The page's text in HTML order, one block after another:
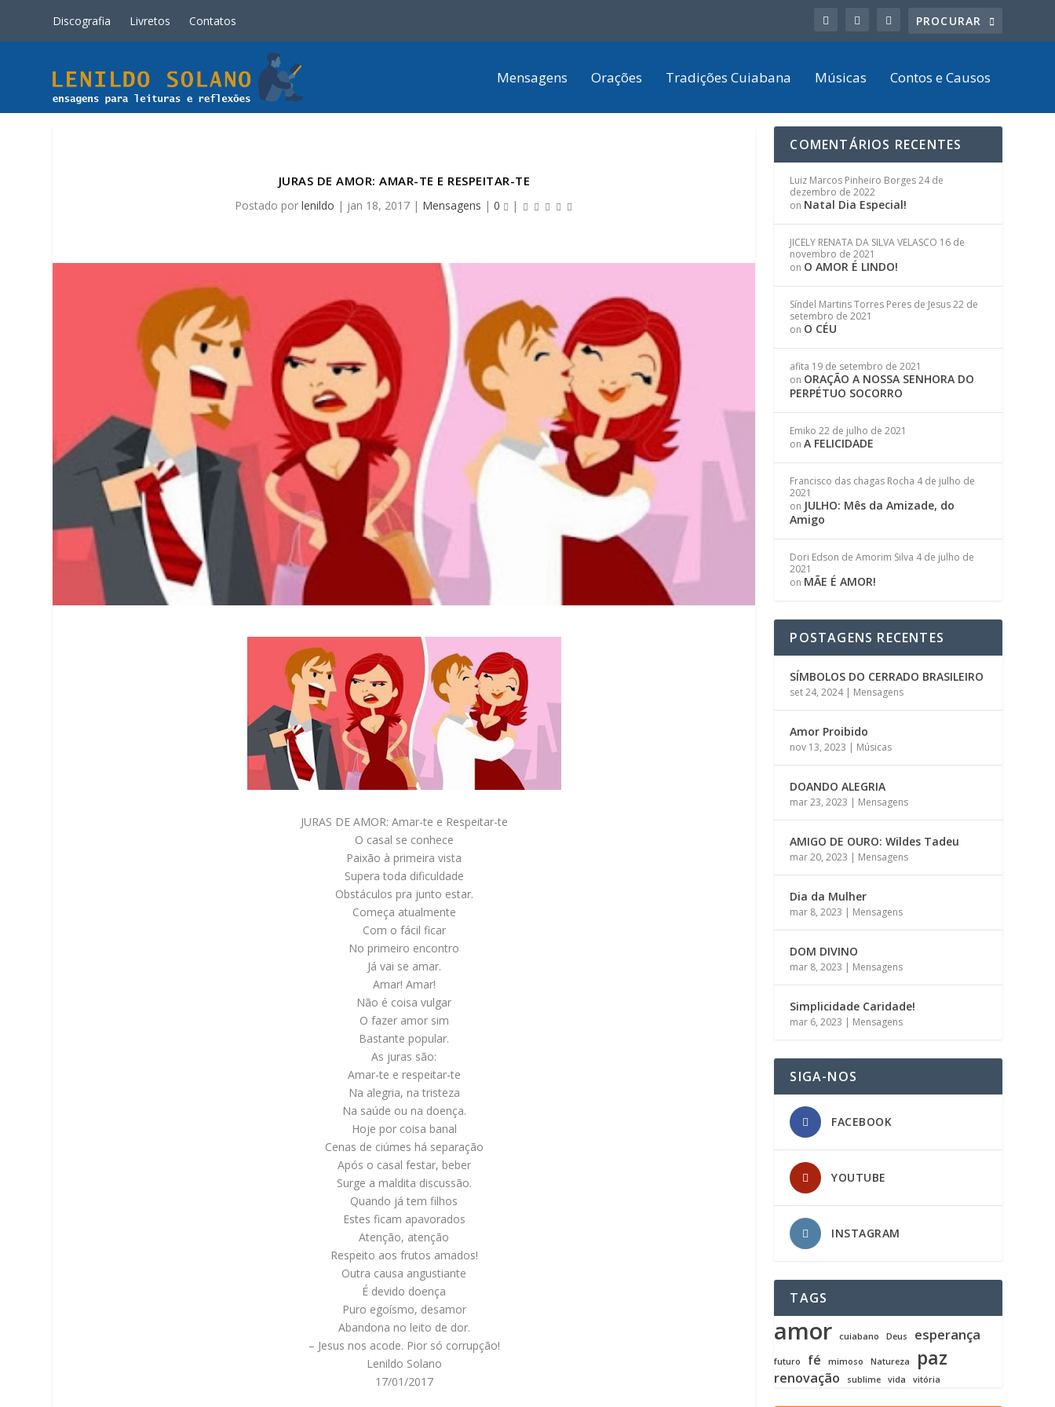
Discografia Livretos Contatos
Mensagens Orações Tradições Cuiabana Músicas Contos e Causos
JURAS DE AMOR: AMAR-TE E RESPEITAR-TE
Postado porlenildo | jan 18, 2017 | Mensagens |0 |
JURAS DE AMOR: Amar-te e Respeitar-te
O casal se conhece
Paixão à primeira vista
Supera toda dificuldade
Obstáculos pra junto estar.
Começa atualmente
Com o fácil ficar
No primeiro encontro
Já vai se amar.
Amar! Amar!
Não é coisa vulgar
O fazer amor sim
Bastante popular.
As juras são:
Amar-te e respeitar-te
Na alegria, na tristeza
Na saúde ou na doença.
Hoje por coisa banal
Cenas de ciúmes há separação
Após o casal festar, beber
Surge a maldita discussão.
Quando já tem filhos
Estes ficam apavorados
Atenção, atenção
Respeito aos frutos amados!
Outra causa angustiante
É devido doença
Puro egoísmo, desamor
Abandona no leito de dor.
– Jesus nos acode. Pior só corrupção!
Lenildo Solano
17/01/2017
COMENTÁRIOS RECENTES
Luiz Marcos Pinheiro Borges24 de
dezembro de 2022
on Natal Dia Especial!
JICELY RENATA DA SILVA VELASCO 16 de
novembro de 2021
on O AMOR É LINDO!
Síndel Martins Torres Peres de Jesus22 de
setembro de 2021
on O CÉU
afita 19 de setembro de 2021
on ORAÇÃO A NOSSA SENHORA DO
PERPÉTUO SOCORRO
Emiko 22 de julho de 2021
onA FELICIDADE
Francisco das chagas Rocha 4 de julho de
2021
on JULHO: Mês da Amizade, do
Amigo
Dori Edson de Amorim Silva 4 de julho de
2021
on MÃE É AMOR!
POSTAGENS RECENTES
SÍMBOLOS DO CERRADO BRASILEIRO
set 24, 2024| Mensagens
Amor Proibido
nov 13, 2023 | Músicas
DOANDO ALEGRIA
mar 23, 2023 | Mensagens
AMIGO DE OURO: Wildes Tadeu
mar 20, 2023 | Mensagens
Dia da Mulher
mar 8, 2023 | Mensagens
DOM DIVINO
mar 8, 2023 | Mensagens
Simplicidade Caridade!
mar 6, 2023 | Mensagens
SIGA-NOS
FACEBOOK
YOUTUBE
INSTAGRAM
TAGS
amor cuiabano Deus esperança
futuro fé mimoso Natureza paz
renovação sublime vida vitória